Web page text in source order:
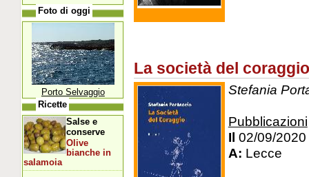
La società del coraggio
Stefania
Pubblicazioni
Il 02/09/2020
A: Lecce
Foto di oggi
Porto Selvaggio
Ricette
Salse e
conserve
Olive
bianche in
salamoia